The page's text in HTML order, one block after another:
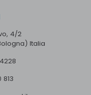
4/2
Italia
813